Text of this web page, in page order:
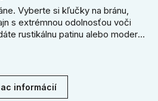
Vyberte si kľučky na bránu,
s extrémnou odolnosťou voči
rustikálnu patinu alebo moderné
vstup kvalitou, ktorá prežije
informácií